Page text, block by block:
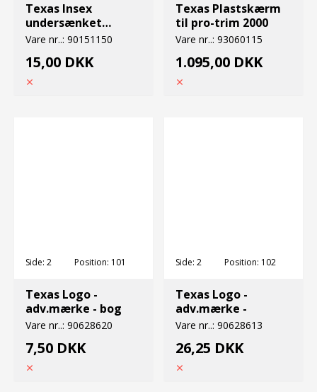
Texas Insex
undersænket
M10x40 12.9
Vare nr..: 90151150
15,00 DKK
Texas Plastskærm
til pro-trim 2000
Vare nr..: 93060115
1.095,00 DKK
Side: 2 Position: 101
Texas Logo -
adv.mærke - bog
Vare nr..: 90628620
7,50 DKK
Side: 2 Position: 102
Texas Logo -
adv.mærke -
Vare nr..: 90628613
26,25 DKK